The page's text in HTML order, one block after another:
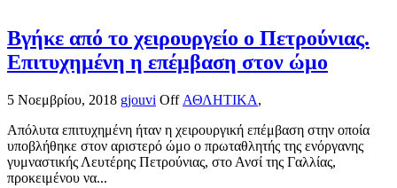
Βγήκε από το χειρουργείο ο Πετρούνιας.
Επιτυχημένη η επέμβαση στον ώμο
5 Νοεμβρίου, 2018 gjouvi Off ΑΘΛΗΤΙΚΑ,
Απόλυτα επιτυχημένη ήταν η χειρουργική επέμβαση στην οποία
υποβλήθηκε στον αριστερό ώμο ο πρωταθλητής της ενόργανης
γυμναστικής Λευτέρης Πετρούνιας, στο Ανσί της Γαλλίας,
προκειμένου να...